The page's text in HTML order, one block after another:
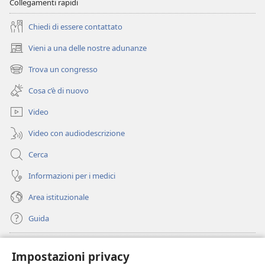
Impostazioni privacy
Collegamenti rapidi
Chiedi di essere contattato
Vieni a una delle nostre adunanze
(apre
una
nuova
finestra)
Trova un congresso
(apre
una
nuova
finestra)
Cosa c’è di nuovo
Video
Video con audiodescrizione
Cerca
Informazioni per i medici
Area istituzionale
Guida
(apre